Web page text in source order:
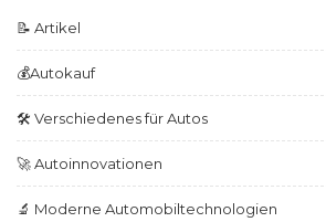
📝 Artikel
💰Autokauf
🛠️ Verschiedenes für Autos
🚀 Autoinnovationen
🔬 Moderne Automobiltechnologien